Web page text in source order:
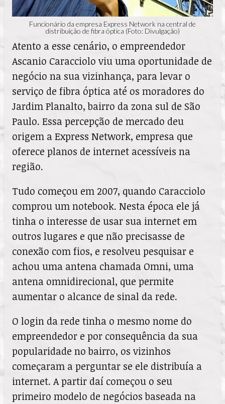
Funcionário da empresa Express Network na central de
distribuição de fibra óptica (Foto: Divulgação)
Atento a esse cenário, o empreendedor
Ascanio Caracciolo viu uma oportunidade de
negócio na sua vizinhança, para levar o
serviço de fibra óptica até os moradores do
Jardim Planalto, bairro da zona sul de São
Paulo. Essa percepção de mercado deu
origem a Express Network, empresa que
oferece planos de internet acessíveis na
região.
Tudo começou em 2007, quando Caracciolo
comprou um notebook. Nesta época ele já
tinha o interesse de usar sua internet em
outros lugares e que não precisasse de
conexão com fios, e resolveu pesquisar e
achou uma antena chamada Omni, uma
antena omnidirecional, que permite
aumentar o alcance de sinal da rede.
O login da rede tinha o mesmo nome do
empreendedor e por consequência da sua
popularidade no bairro, os vizinhos
começaram a perguntar se ele distribuía a
internet. A partir daí começou o seu
primeiro modelo de negócios baseada na